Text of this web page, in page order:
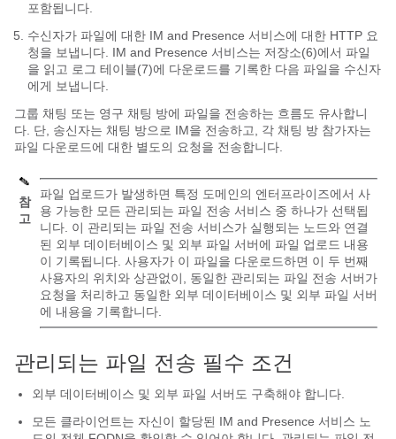
포함됩니다.
수신자가 파일에 대한 IM and Presence 서비스에 대한 HTTP 요
청을 보냅니다. IM and Presence 서비스는 저장소(6)에서 파일
을 읽고 로그 테이블(7)에 다운로드를 기록한 다음 파일을 수신자
에게 보냅니다.
그룹 채팅 또는 영구 채팅 방에 파일을 전송하는 흐름도 유사합니
다. 단, 송신자는 채팅 방으로 IM을 전송하고, 각 채팅 방 참가자는
파일 다운로드에 대한 별도의 요청을 전송합니다.
참
고
파일 업로드가 발생하면 특정 도메인의 엔터프라이즈에서 사
용 가능한 모든 관리되는 파일 전송 서비스 중 하나가 선택됩
니다. 이 관리되는 파일 전송 서비스가 실행되는 노드와 연결
된 외부 데이터베이스 및 외부 파일 서버에 파일 업로드 내용
이 기록됩니다. 사용자가 이 파일을 다운로드하면 이 두 번째
사용자의 위치와 상관없이, 동일한 관리되는 파일 전송 서버가
요청을 처리하고 동일한 외부 데이터베이스 및 외부 파일 서버
에 내용을 기록합니다.
관리되는 파일 전송 필수 조건
외부 데이터베이스 및 외부 파일 서버도 구축해야 합니다.
모든 클라이언트는 자신이 할당된 IM and Presence 서비스 노